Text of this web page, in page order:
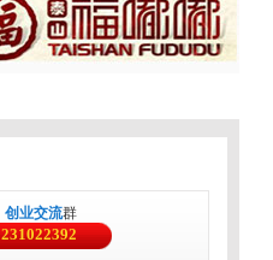
08:43
我想加盟贵品牌，请电话...
彭女士
08:30
我想加盟贵品牌，请电话...
汤女士
我想加盟贵品牌，请电话...
创业交流群
231022392